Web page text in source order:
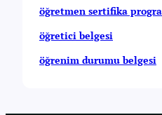
öğretmen sertifika
öğretici belgesi
öğrenim durumu belgesi